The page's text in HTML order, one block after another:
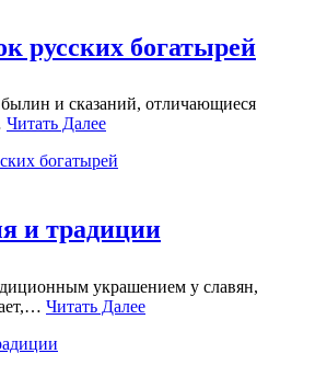
русских богатырей
и сказаний, отличающиеся
Читать Далее
и традиции
украшением у славян,
Читать Далее